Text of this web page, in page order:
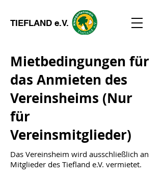
TIEFLAND e.V.
Mietbedingungen für
das Anmieten des
Vereinsheims (Nur
für
Vereinsmitglieder)
Das Vereinsheim wird ausschließlich an
Mitglieder des Tiefland e.V. vermietet.